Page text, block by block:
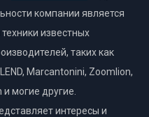
компании является
известных
таких как
Marcantonini, Zoomlion,
могие другие.
интересы и